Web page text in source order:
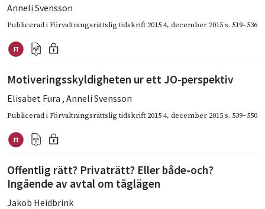
Anneli Svensson
Publicerad iFörvaltningsrättslig tidskrift 2015 4, december 2015s. 519–536
Motiveringsskyldigheten ur ett JO-perspektiv
Elisabet Fura , Anneli Svensson
Publicerad iFörvaltningsrättslig tidskrift 2015 4, december 2015s. 539–550
Offentlig rätt? Privaträtt? Eller både-och?
Ingående av avtal om tåglägen
Jakob Heidbrink